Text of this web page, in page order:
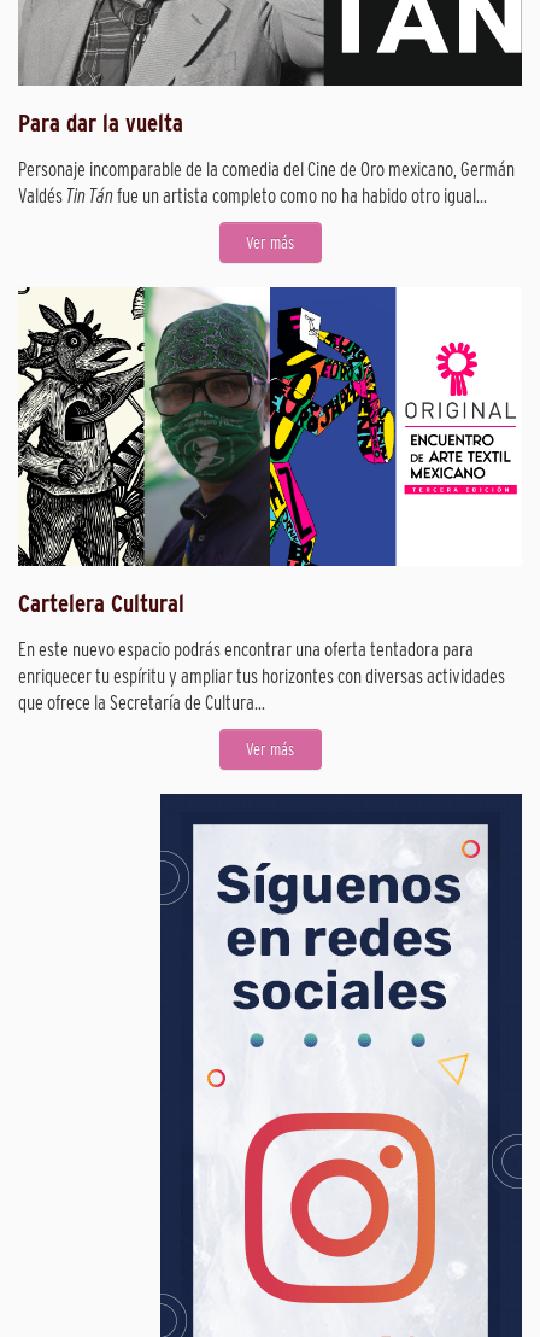
Para dar la vuelta
Personaje incomparable de la comedia del Cine de Oro mexicano, Germán
Valdés Tin Tánfue un artista completo como no ha habido otro igual...
Ver más
Cartelera Cultural
En este nuevo espacio podrás encontrar una oferta tentadora para
enriquecer tu espíritu y ampliar tus horizontes con diversas actividades
que ofrece la Secretaría de Cultura...
Ver más